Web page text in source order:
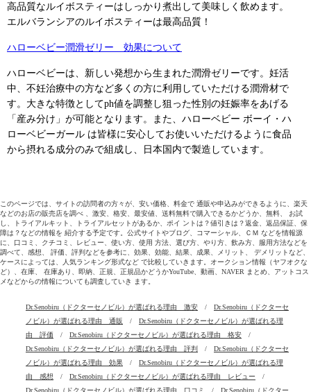
高品質なルイボスティーはしっかり煮出して美味しく飲めます。
エルバランシアのルイボスティーは最高品質！
ハローベビー潤滑ゼリー 効果について
ハローベビーは、新しい発想から生まれた潤滑ゼリーです。妊活
中、不妊治療中の方など多くの方に利用していただける潤滑材で
す。大きな特徴としてph値を調整し狙った性別の妊娠率をあげる
「産み分け」が可能となります。また、ハローベビー ボーイ・ハ
ローベビーガール は皆様に安心してお使いいただけるように食品
から摂れる成分のみで組成し、日本国内で製造しています。
このページでは、サイトの訪問者の方々が、安い価格、料金で 通販や申込みができるように、楽天
などのお店の販売店を調べ 、激安、格安、最安値、送料無料で購入できるかどうか、無料、 お試
し、トライアルキット、トライアルセットがあるか、ポイ ントは？値引きは？返金、返品保証、保
障は？などの情報を 紹介する予定です。公式サイトやブログ、コマーシャル、ＣＭ などを情報源
に、口コミ、クチコミ、レビュー、使い方、使用 方法、選び方、やり方、飲み方、服用方法などを
調べて、感想、 評価、評判などを参考に、効果、効能、結果、成果、メリット、 デメリットなど、
ケースによっては、人気ランキング形式など で比較していきます。オークション情報（ヤフオクな
ど）、在庫、 在庫あり、即納、正規、正規品かどうかYouTube、動画、NAVER まとめ、アットコス
メなどからの情報についても調査していき ます。
Dr.Senobiru（ドクターセノビル）が選ばれる理由 激安 / Dr.Senobiru（ドクターセ
ノビル）が選ばれる理由 通販 / Dr.Senobiru（ドクターセノビル）が選ばれる理
由 評価 / Dr.Senobiru（ドクターセノビル）が選ばれる理由 格安 /
Dr.Senobiru（ドクターセノビル）が選ばれる理由 評判
/ Dr.Senobiru（ドクターセ
ノビル）が選ばれる理由 効果 / Dr.Senobiru（ドクターセノビル）が選ばれる理
由 感想 / Dr.Senobiru（ドクターセノビル）が選ばれる理由 レビュー /
Dr.Senobiru（ドクターセノビル）が選ばれる理由 口コミ
/ Dr.Senobiru（ドクター